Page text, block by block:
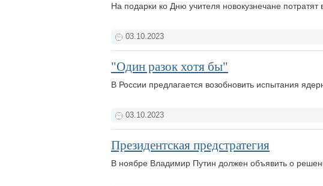
На подарки ко Дню учителя новокузнечане потратят
03.10.2023
"Один разок хотя бы"
В России предлагается возобновить испытания
03.10.2023
Президентская предстратегия
В ноябре Владимир Путин должен объявить о